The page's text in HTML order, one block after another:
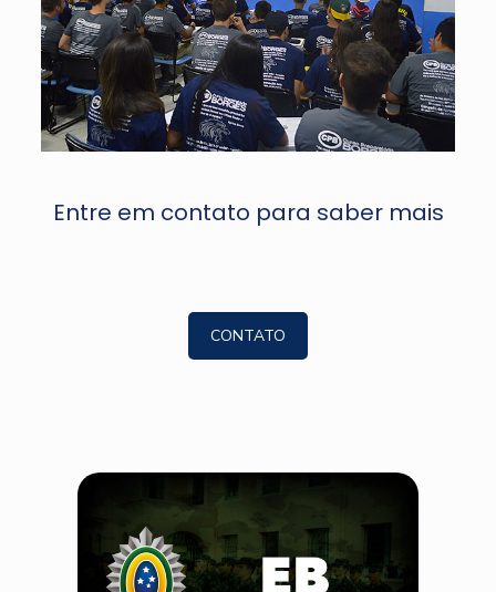
Entre em contato para saber mais
CONTATO